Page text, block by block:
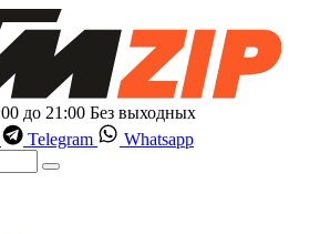
до 21:00 Без выходных
Telegram Whatsapp